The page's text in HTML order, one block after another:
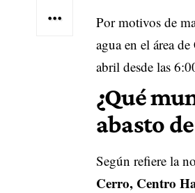
Por motivos de
agua en el área
abril desde las
¿Qué
abasto
Según refiere la
Cerro, Centro